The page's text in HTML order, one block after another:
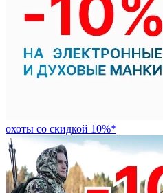
охоты со скидкой 10%*